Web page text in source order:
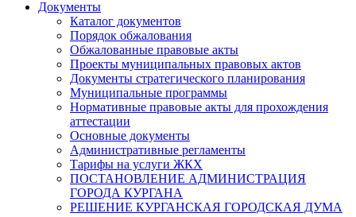
Документы
Каталог документов
Порядок обжалования
Обжалованные правовые акты
Проекты муниципальных правовых актов
Документы стратегического планирования
Муниципальные программы
Нормативные правовые акты для прохождения
аттестации
Основные документы
Административные регламенты
Тарифы на услуги ЖКХ
ПОСТАНОВЛЕНИЕ АДМИНИСТРАЦИЯ
ГОРОДА КУРГАНА
РЕШЕНИЕ КУРГАНСКАЯ ГОРОДСКАЯ ДУМА